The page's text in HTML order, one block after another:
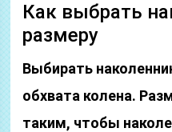
Как выбрать
размеру
Выбирать
обхвата колена.
таким, чтобы